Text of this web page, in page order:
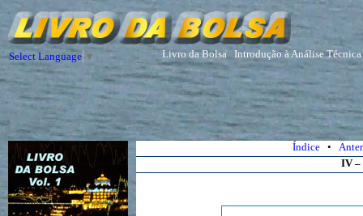
Select Language ▼ Livro da Bolsa Introdução à Análise Técnica
IV –
Índice•